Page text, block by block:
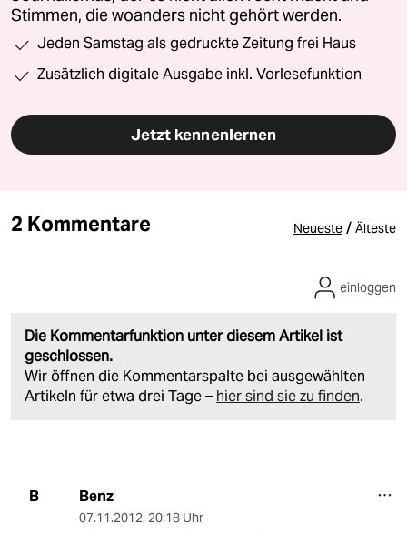
Stimmen, die woanders nicht gehört werden.
Jeden Samstag als gedruckte Zeitung frei Haus
Zusätzlich digitale Ausgabe inkl. Vorlesefunktion
Jetzt kennenlernen
2 Kommentare Neueste / Älteste
Die Kommentarfunktion unter diesem Artikel ist
geschlossen.
Wir öffnen die Kommentarspalte bei ausgewählten
Artikeln für etwa drei Tage – hier sind sie zu finden.
einloggen
B Benz
07.11.2012, 20:18 Uhr